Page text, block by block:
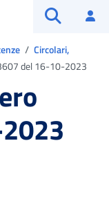
Circolari,
del 16-10-2023